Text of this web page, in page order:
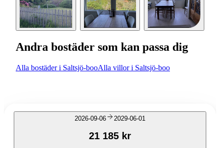
Andra bostäder som kan passa dig
Alla bostäder i Saltsjö-booAlla villor i Saltsjö-boo
2026-09-06 2029-06-01
21 185 kr